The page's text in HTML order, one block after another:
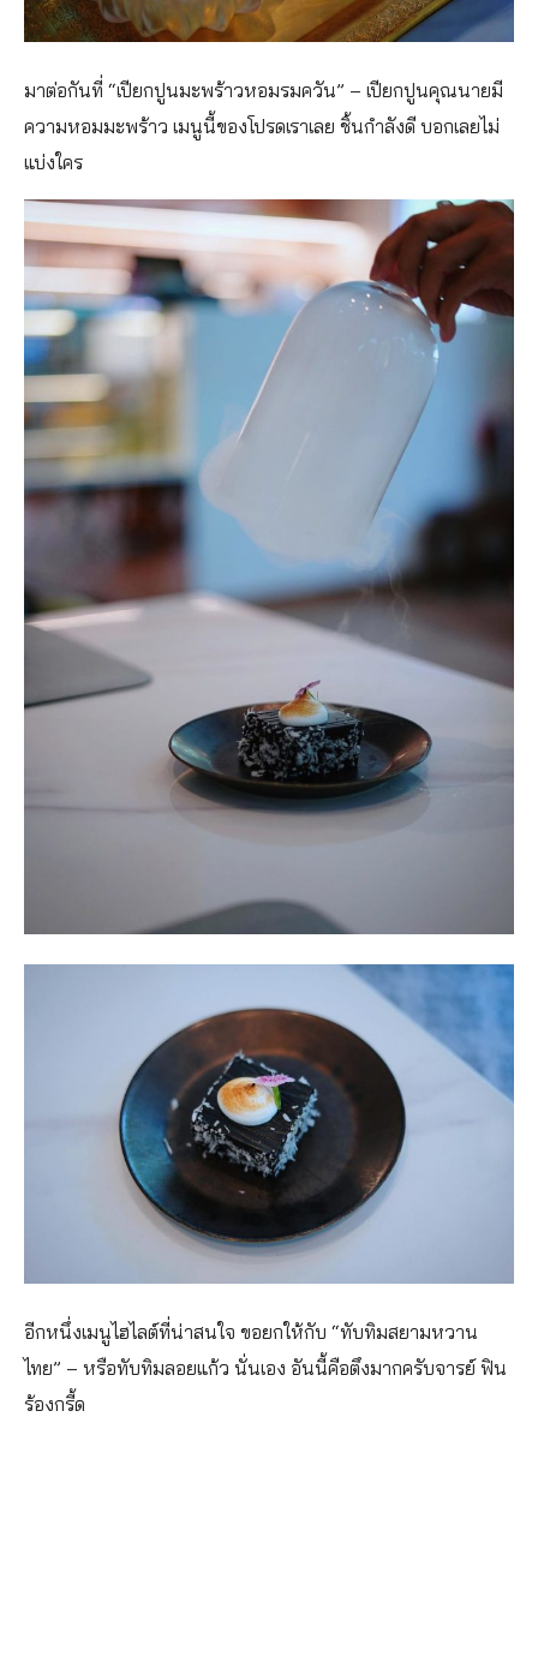
มาต่อกันที่ “เปียกปูนมะพร้าวหอมรมควัน” – เปียกปูนคุณนายมี
ความหอมมะพร้าว เมนูนี้ของโปรดเราเลย ชิ้นกำลังดี บอกเลยไม่
แบ่งใคร
อีกหนึ่งเมนูไฮไลต์ที่น่าสนใจ ขอยกให้กับ “ทับทิมสยามหวาน
ไทย” – หรือทับทิมลอยแก้ว นั่นเอง อันนี้คือตึงมากครับจารย์ ฟิน
ร้องกรี้ด